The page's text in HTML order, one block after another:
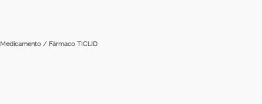
Medicamento / Fármaco TICLID